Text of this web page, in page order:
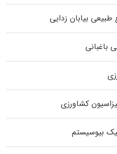
بیابان زدایی
باغبانی
کشاورزی
بیوسیستم